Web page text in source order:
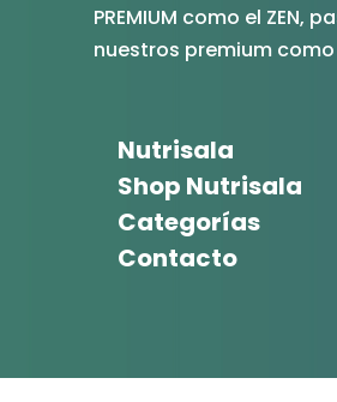
PREMIUM como el ZEN,
nuestros premium como
Nutrisala
Shop Nutrisala
Categorías
Contacto